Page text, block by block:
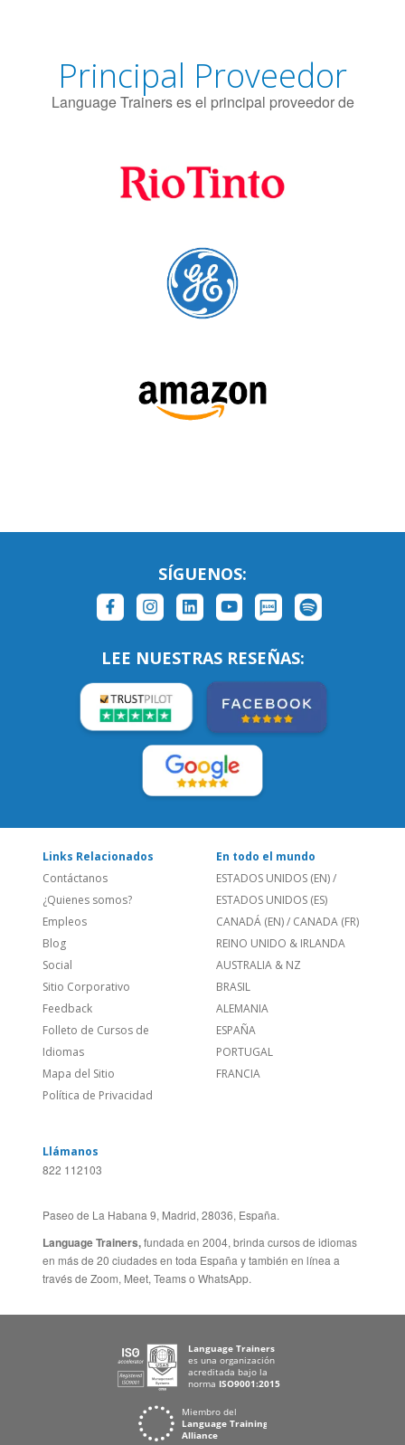
Principal Proveedor
Language Trainers es el principal proveedor de
SÍGUENOS:
LEE NUESTRAS RESEÑAS:
Links Relacionados
Contáctanos
¿Quienes somos?
Empleos
Blog
Social
Sitio Corporativo
Feedback
Mapa del Sitio
En todo el mundo
ESTADOS UNIDOS (EN)
ESTADOS UNIDOS (ES)
CANADÁ (EN)
REINO UNIDO & IRLANDA
AUSTRALIA & NZ
BRASIL
Llámanos
822 112103
en más de 20 ciudades en toda España y también en línea a
través de Zoom, Meet, Teams o WhatsApp.